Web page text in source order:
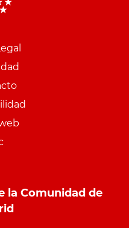
la Comunidad de